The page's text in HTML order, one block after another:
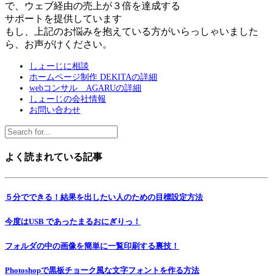
で、ウェブ経由の売上が３倍を達成する
サポートを提供しています
もし、上記のお悩みを抱えている方がいらっしゃいました
ら、お声がけください。
しょーじに相談
ホームページ制作 DEKITAの詳細
webコンサル AGARUの詳細
しょーじの会社情報
お問い合わせ
よく読まれている記事
５分でできる！結果を出したい人のための目標設定方法
今度はUSB であったまるおにぎりっ！
フォルダの中の画像を簡単に一覧印刷する裏技！
Photoshopで黒板チョーク風な文字フォントを作る方法